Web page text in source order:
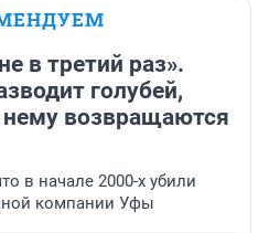
в третий раз».
голубей,
нему возвращаются
в начале 2000-х убили
компании Уфы